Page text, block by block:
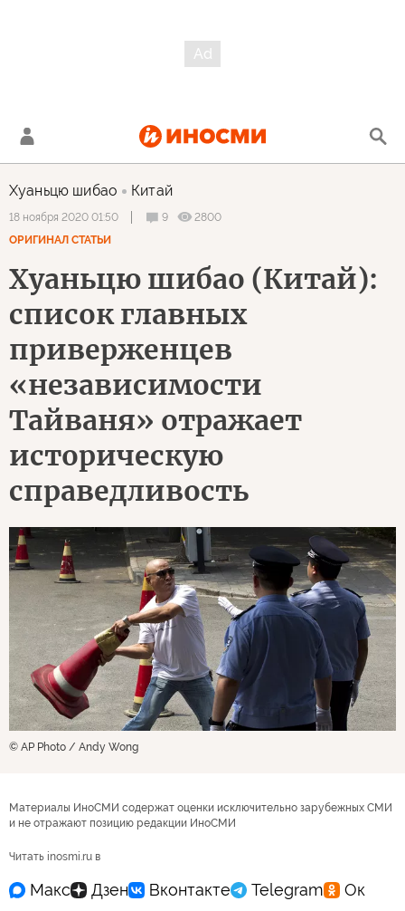
Хуаньцю шибао Китай
18 ноября 2020 01:50 9
2800
ОРИГИНАЛ СТАТЬИ
Хуаньцю шибао (Китай):
список главных
приверженцев
«независимости
Тайваня» отражает
историческую
справедливость
© AP Photo / Andy Wong
Материалы ИноСМИ содержат оценки исключительно зарубежных СМИ
и не отражают позицию редакции ИноСМИ
Читать inosmi.ru в